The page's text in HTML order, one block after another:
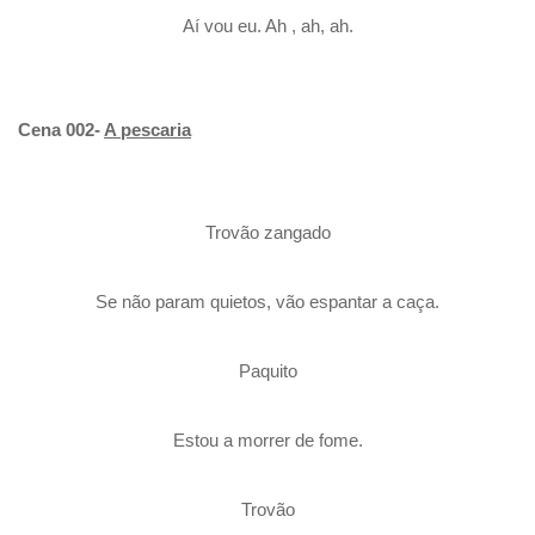
Aí vou eu. Ah , ah, ah.
Cena 002- A pescaria
Trovão zangado
Se não param quietos, vão espantar a caça.
Paquito
Estou a morrer de fome.
Trovão